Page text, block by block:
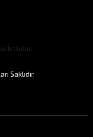
İstanbul
Saklıdır.